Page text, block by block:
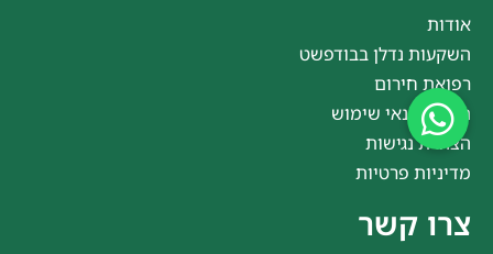
אודות
השקעות נדלן בבודפשט
רפואת חירום
תקנון ותנאי שימוש
הצהרת נגישות
מדיניות פרטיות
צרו קשר